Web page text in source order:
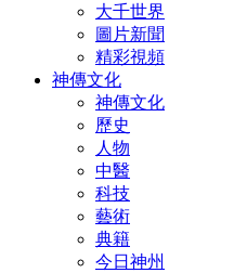
大千世界
圖片新聞
精彩視頻
神傳文化
神傳文化
歷史
人物
中醫
科技
藝術
典籍
今日神州